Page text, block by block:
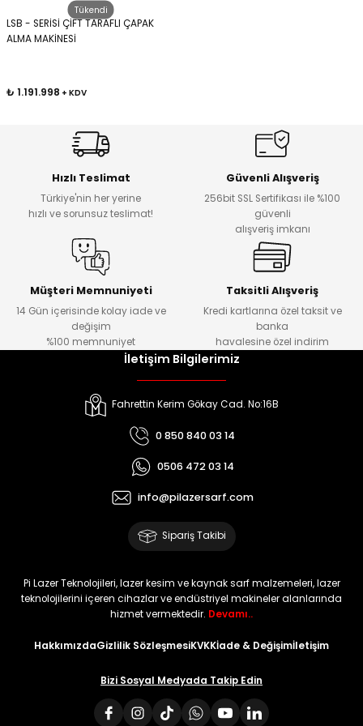
Tükendi
LSB - SERİSİ ÇİFT TARAFLI ÇAPAK
ALMA MAKİNESİ
₺ 1.191.998 + KDV
Hızlı Teslimat
Türkiye'nin her yerine
hızlı ve sorunsuz teslimat!
Güvenli Alışveriş
256bit SSL Sertifikası ile %100
güvenli
alışveriş imkanı
Müşteri Memnuniyeti
14 Gün içerisinde kolay iade ve
değişim
%100 memnuniyet
Taksitli Alışveriş
Kredi kartlarına özel taksit ve
banka
havalesine özel indirim
İletişim Bilgilerimiz
Fahrettin Kerim Gökay Cad. No:16B
0 850 840 03 14
0506 472 03 14
info@pilazersarf.com
Sipariş Takibi
Pi Lazer Teknolojileri, lazer kesim ve kaynak sarf malzemeleri, lazer
teknolojilerini içeren cihazlar ve endüstriyel makineler alanlarında
hizmet vermektedir. Devamı..
HakkımızdaGizlilik SözleşmesiKVKKİade & Değişimİletişim
Bizi Sosyal Medyada Takip Edin